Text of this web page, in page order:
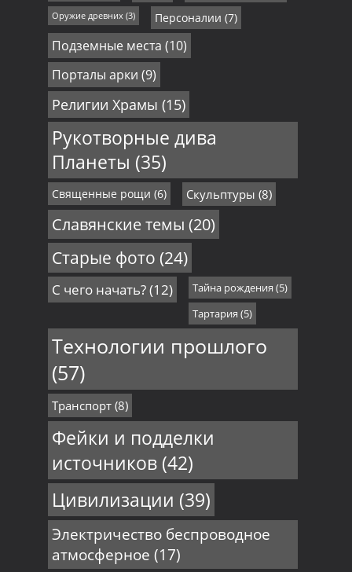
Оружие древних(3) Персоналии (7)
Подземные места (10)
Порталы арки (9)
Религии Храмы (15)
Рукотворные дива
Планеты (35)
Священные рощи (6) Скульптуры (8)
Славянские темы (20)
Старые фото (24)
С чего начать?(12) Тайна рождения (5)
Тартария (5)
Технологии прошлого
(57)
Транспорт(8)
Фейки и подделки
источников(42)
Цивилизации (39)
Электричество беспроводное
атмосферное (17)